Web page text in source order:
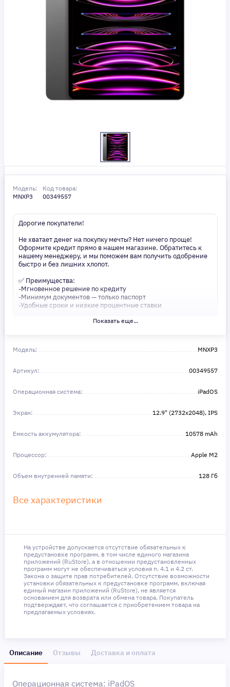
Модель:
MNXP3
Код товара:
00349557
Дорогие покупатели!
Не хватает денег на покупку мечты? Нет ничего проще!
Оформите кредит прямо в нашем магазине. Обратитесь к
нашему менеджеру, и мы поможем вам получить одобрение
быстро и без лишних хлопот.
✅ Преимущества:
-Мгновенное решение по кредиту
-Минимум документов — только паспорт
-Удобные сроки и низкие процентные ставки
Не откладывайте свои желания на потом! Получите то, что
Показать еще...
Модель: MNXP3
Артикул: 00349557
Операционная система: iPadOS
Экран: 12.9" (2732x2048), IPS
Емкость аккумулятора: 10578 mAh
Процессор: Apple M2
Объем внутренней памяти: 128 Гб
Все характеристики
На устройстве допускается отсутствие обязательных к
предустановке программ, в том числе единого магазина
приложений (RuStore), а в отношении предустановленных
программ могут не обеспечиваться условия п. 4.1 и 4.2 ст.
Закона о защите прав потребителей. Отсутствие возможности
установки обязательных к предустановке программ, включая
единый магазин приложений (RuStore), не является
основанием для возврата или обмена товара. Покупатель
подтверждает, что соглашается с приобретением товара на
предлагаемых условиях.
Описание Отзывы Доставка и оплата
Операционная система: iPadOS